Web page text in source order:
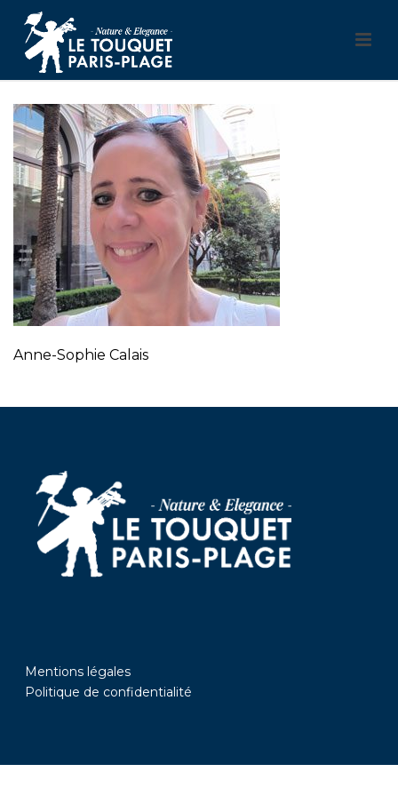
Anne-Sophie Calais
Mentions légales
Politique de confidentialité